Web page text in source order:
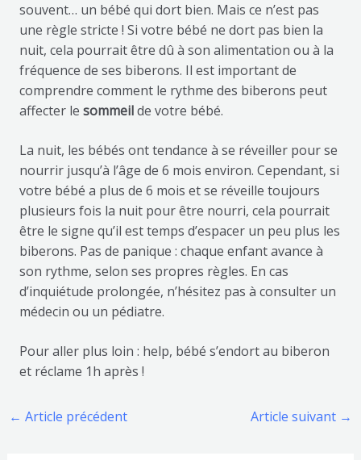
souvent… un bébé qui dort bien. Mais ce n’est pas
une règle stricte ! Si votre bébé ne dort pas bien la
nuit, cela pourrait être dû à son alimentation ou à la
fréquence de ses biberons. Il est important de
comprendre comment le rythme des biberons peut
affecter le sommeilde votre bébé.
La nuit, les bébés ont tendance à se réveiller pour se
nourrir jusqu’à l’âge de 6 mois environ. Cependant, si
votre bébé a plus de 6 mois et se réveille toujours
plusieurs fois la nuit pour être nourri, cela pourrait
être le signe qu’il est temps d’espacer un peu plus les
biberons. Pas de panique : chaque enfant avance à
son rythme, selon ses propres règles. En cas
d’inquiétude prolongée, n’hésitez pas à consulter un
médecin ou un pédiatre.
Pour aller plus loin : help, bébé s’endort au biberon
et réclame 1h après !
← Article précédent Article suivant →